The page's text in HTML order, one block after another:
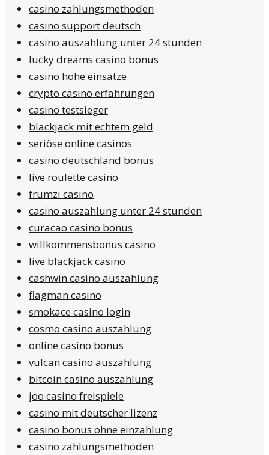
casino zahlungsmethoden
casino support deutsch
casino auszahlung unter 24 stunden
lucky dreams casino bonus
casino hohe einsätze
crypto casino erfahrungen
casino testsieger
blackjack mit echtem geld
seriöse online casinos
casino deutschland bonus
live roulette casino
frumzi casino
casino auszahlung unter 24 stunden
curacao casino bonus
willkommensbonus casino
live blackjack casino
cashwin casino auszahlung
flagman casino
smokace casino login
cosmo casino auszahlung
online casino bonus
vulcan casino auszahlung
bitcoin casino auszahlung
joo casino freispiele
casino mit deutscher lizenz
casino bonus ohne einzahlung
casino zahlungsmethoden